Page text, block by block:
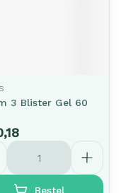
3 Blister Gel 60
Bestel